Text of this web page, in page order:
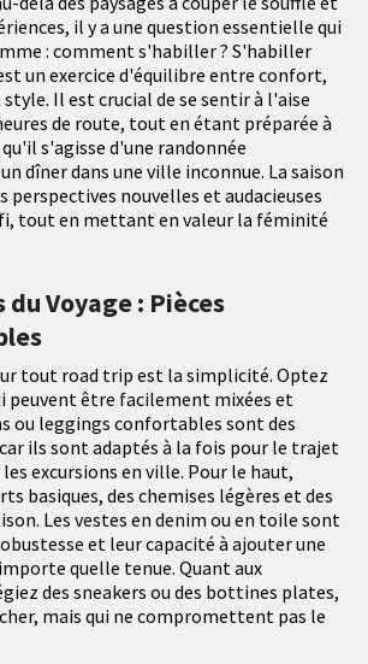
il y a une question essentielle qui
: comment s'habiller ? S'habiller
un exercice d'équilibre entre confort,
Il est crucial de se sentir à l'aise
de route, tout en étant préparée à
s'agisse d'une randonnée
dîner dans une ville inconnue. La saison
perspectives nouvelles et audacieuses
tout en mettant en valeur la féminité
du Voyage : Pièces
tout road trip est la simplicité. Optez
peuvent être facilement mixées et
ou leggings confortables sont des
ils sont adaptés à la fois pour le trajet
excursions en ville. Pour le haut,
basiques, des chemises légères et des
Les vestes en denim ou en toile sont
et leur capacité à ajouter une
quelle tenue. Quant aux
des sneakers ou des bottines plates,
mais qui ne compromettent pas le